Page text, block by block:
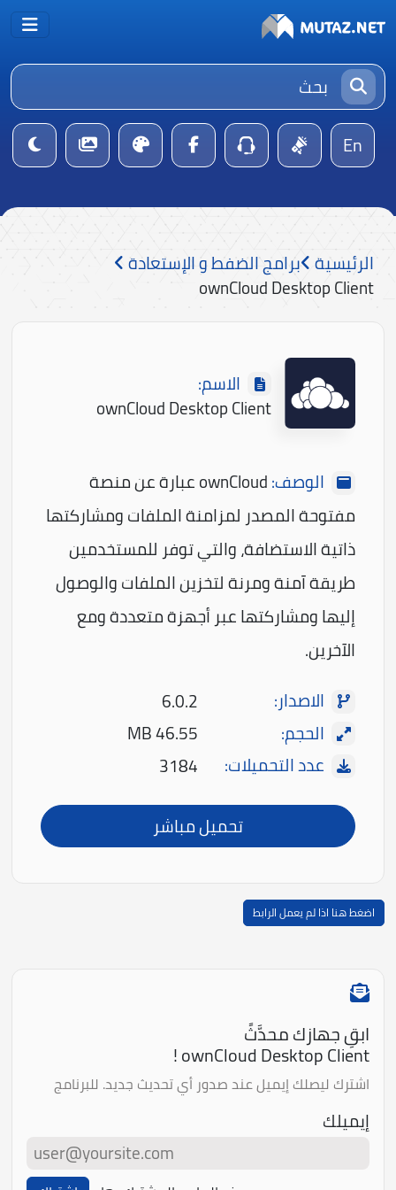
En
الرئيسية برامج الضفط و الإستعادة
ownCloud Desktop Client
الاسم:
ownCloud Desktop Client
الوصف:
ownCloud عبارة عن منصة
مفتوحة المصدر لمزامنة الملفات ومشاركتها
ذاتية الاستضافة، والتي توفر للمستخدمين
طريقة آمنة ومرنة لتخزين الملفات والوصول
إليها ومشاركتها عبر أجهزة متعددة ومع
الآخرين.
الاصدار:
6.0.2
الحجم:
46.55 MB
عدد التحميلات:
3184
تحميل مباشر
اضغط هنا اذا لم يعمل الرابط
ابقِ جهازك محدَّثً
ownCloud Desktop Client !
اشترك ليصلك إيميل عند صدور أي تحديث جديد. للبرنامج
إيميلك